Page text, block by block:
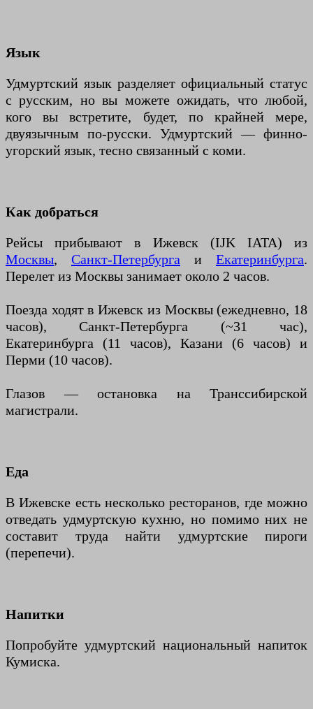
Язык
Удмуртский язык разделяет официальный статус
с русским, но вы можете ожидать, что любой,
кого вы встретите, будет, по крайней мере,
двуязычным по-русски. Удмуртский — финно-
угорский язык, тесно связанный с коми.
Как добраться
Рейсы прибывают в Ижевск (IJK IATA) из
Москвы, Санкт-Петербурга и Екатеринбурга.
Перелет из Москвы занимает около 2 часов.
Поезда ходят в Ижевск из Москвы (ежедневно, 18
часов), Санкт-Петербурга (~31 час),
Екатеринбурга (11 часов), Казани (6 часов) и
Перми (10 часов).
Глазов — остановка на Транссибирской
магистрали.
Еда
В Ижевске есть несколько ресторанов, где можно
отведать удмуртскую кухню, но помимо них не
составит труда найти удмуртские пироги
(перепечи).
Напитки
Попробуйте удмуртский национальный напиток
Кумиска.